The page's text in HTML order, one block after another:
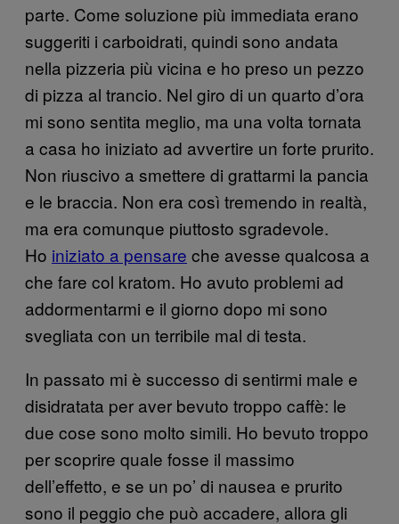
parte. Come soluzione più immediata erano
suggeriti i carboidrati, quindi sono andata
nella pizzeria più vicina e ho preso un pezzo
di pizza al trancio. Nel giro di un quarto d’ora
mi sono sentita meglio, ma una volta tornata
a casa ho iniziato ad avvertire un forte prurito.
Non riuscivo a smettere di grattarmi la pancia
e le braccia. Non era così tremendo in realtà,
ma era comunque piuttosto sgradevole.
Ho iniziato a pensare che avesse qualcosa a
che fare col kratom. Ho avuto problemi ad
addormentarmi e il giorno dopo mi sono
svegliata con un terribile mal di testa.
In passato mi è successo di sentirmi male e
disidratata per aver bevuto troppo caffè: le
due cose sono molto simili. Ho bevuto troppo
per scoprire quale fosse il massimo
dell’effetto, e se un po’ di nausea e prurito
sono il peggio che può accadere, allora gli